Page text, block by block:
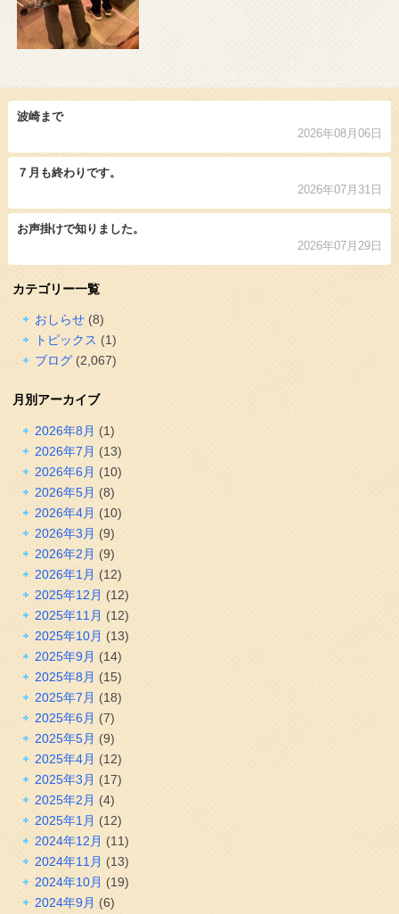
波崎まで
2026年08月06日
７月も終わりです。
2026年07月31日
お声掛けで知りました。
2026年07月29日
カテゴリー一覧
おしらせ(8)
トピックス (1)
ブログ(2,067)
月別アーカイブ
2026年8月 (1)
2026年7月 (13)
2026年6月 (10)
2026年5月 (8)
2026年4月 (10)
2026年3月 (9)
2026年2月 (9)
2026年1月 (12)
2025年12月 (12)
2025年11月 (12)
2025年10月 (13)
2025年9月 (14)
2025年8月 (15)
2025年7月 (18)
2025年6月 (7)
2025年5月 (9)
2025年4月 (12)
2025年3月 (17)
2025年2月 (4)
2025年1月 (12)
2024年12月 (11)
2024年11月 (13)
2024年10月 (19)
2024年9月 (6)